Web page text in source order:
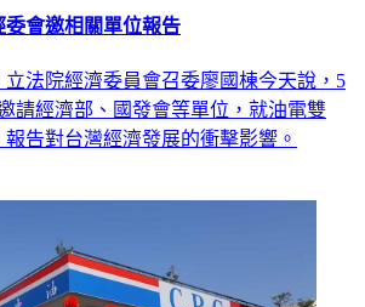
會邀相關單位報告
法院經濟委員會召委廖國棟今天說，5
請經濟部、國發會等單位，就油電雙
告對台灣經濟發展的衝擊影響。